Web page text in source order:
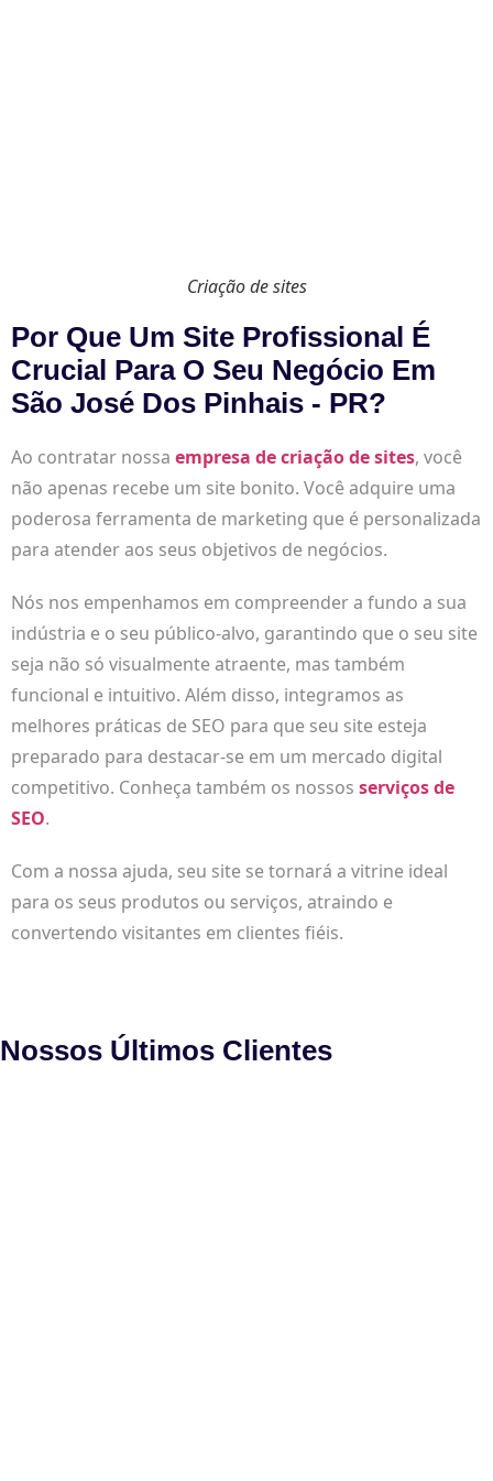
Criação de sites
Por Que Um Site Profissional É
Crucial Para O Seu Negócio Em
São José Dos Pinhais - PR?
Ao contratar nossa empresa de criação de sites, você
não apenas recebe um site bonito. Você adquire uma
poderosa ferramenta de marketing que é personalizada
para atender aos seus objetivos de negócios.
Nós nos empenhamos em compreender a fundo a sua
indústria e o seu público-alvo, garantindo que o seu site
seja não só visualmente atraente, mas também
funcional e intuitivo. Além disso, integramos as
melhores práticas de SEO para que seu site esteja
preparado para destacar-se em um mercado digital
competitivo. Conheça também os nossos serviços de
SEO.
Com a nossa ajuda, seu site se tornará a vitrine ideal
para os seus produtos ou serviços, atraindo e
convertendo visitantes em clientes fiéis.
Nossos Últimos Clientes